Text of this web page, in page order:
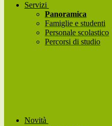
Servizi
Panoramica
Famiglie e studenti
Personale scolastico
Percorsi di studio
Novità